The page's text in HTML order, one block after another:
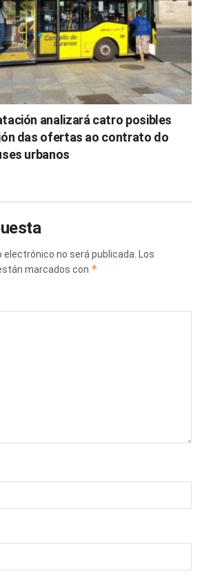
analizará catro posibles
das ofertas ao contrato do
urbanos
electrónico no será publicada.
Los
marcados con *